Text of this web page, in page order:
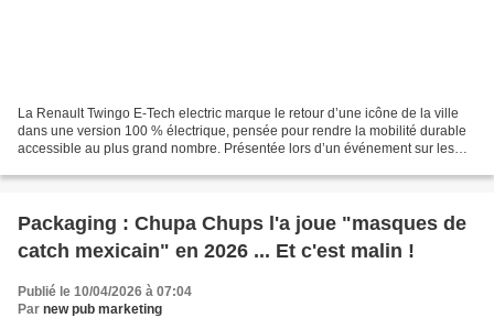
La Renault Twingo E‑Tech electric marque le retour d’une icône de la ville
dans une version 100 % électrique, pensée pour rendre la mobilité durable
accessible au plus grand nombre. Présentée lors d’un événement sur les
Packaging : Chupa Chups l'a joue "masques de
catch mexicain" en 2026 ... Et c'est malin !
Publié le 10/04/2026 à 07:04
Par new pub marketing